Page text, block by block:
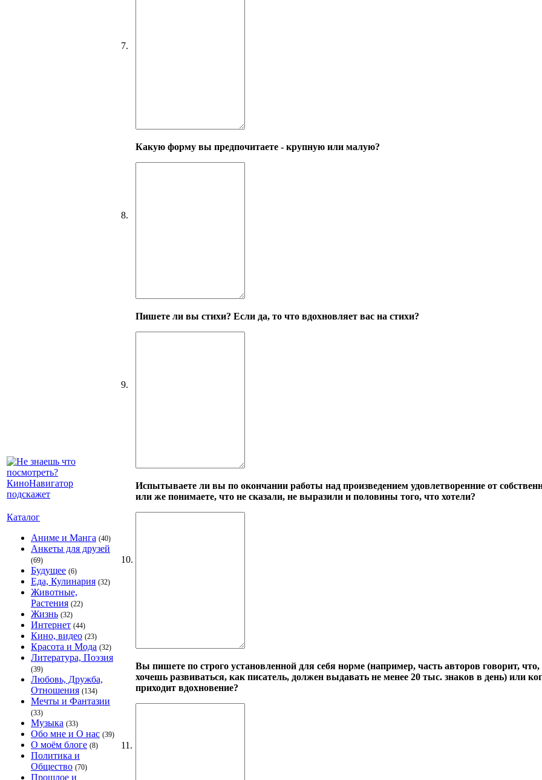
Каталог
Аниме и Манга (40)
Анкеты для друзей
(69)
Будущее (6)
Еда, Кулинария (32)
Животные,
Растения (22)
Жизнь (32)
Интернет (44)
Кино, видео (23)
Красота и Мода (32)
Литература, Поэзия
(39)
Любовь, Дружба,
Отношения (134)
Мечты и Фантазии
(33)
Музыка (33)
Обо мне и О нас (39)
О моём блоге (8)
Политика и
Общество (70)
Прошлое и
7.
8.
Какую форму вы предпочитаете - крупную или малую?
9.
Пишете ли вы стихи? Если да, то что вдохновляет вас на стихи?
10.
Испытываете ли вы по окончании работы над произведением удовлетворенние от
или же понимаете, что не сказали, не выразили и половины того, что хотели?
11.
Вы пишете по строго установленной для себя норме (например, часть авторов говорит, что,
хочешь развиваться, как писатель, должен выдавать не менее 20 тыс. знаков в день) или
приходит вдохновение?